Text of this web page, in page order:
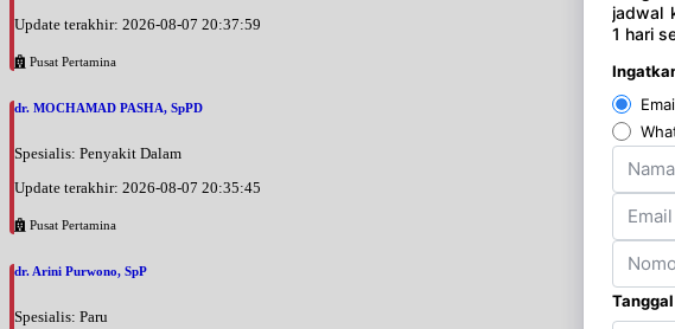
Update terakhir: 2026-08-07 20:37:59
Pusat Pertamina
dr. MOCHAMAD PASHA, SpPD
Spesialis: Penyakit Dalam
Update terakhir: 2026-08-07 20:35:45
Pusat Pertamina
dr. Arini Purwono, SpP
Spesialis: Paru